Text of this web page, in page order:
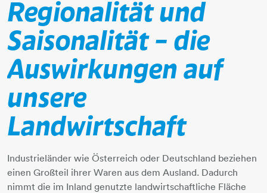
Regionalität und
Saisonalität – die
Auswirkungen auf
unsere
Landwirtschaft
Industrieländer wie Österreich oder Deutschland beziehen
einen Großteil ihrer Waren aus dem Ausland. Dadurch
nimmt die im Inland genutzte landwirtschaftliche Fläche